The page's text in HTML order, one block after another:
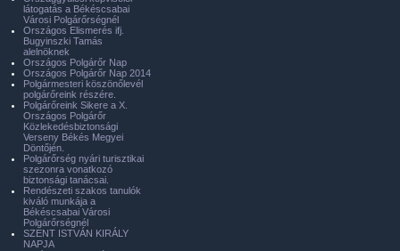
látogatás a Békéscsabai
Városi Polgárőrségnél
Országos Elismerés ifj.
Bugyinszki Tamás
alelnöknek
Országos Polgárőr Nap
Országos Polgárőr Nap 2014
Polgármesteri köszönőlevél
polgárőreink részére.
Polgárőreink Sikere a X.
Országos Polgárőr
Közlekedésbiztonsági
Verseny Békés Megyei
Döntőjén.
Polgárőrség nyári turisztikai
szezonra vonatkozó
biztonsági tanácsai.
Rendészeti szakos tanulók
kiváló munkája a
Békéscsabai Városi
Polgárőrségnél
SZENT ISTVÁN KIRÁLY
NAPJA